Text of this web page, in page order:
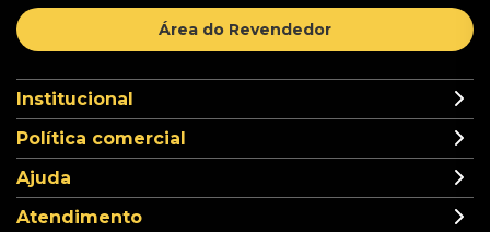
Área do Revendedor
Institucional
Política comercial
Ajuda
Atendimento